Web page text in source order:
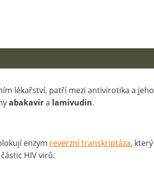
lékařství, patří mezi antivirotika a jeho
abakavira lamivudin.
enzym reverzní transkriptáza, který
HIV virů.